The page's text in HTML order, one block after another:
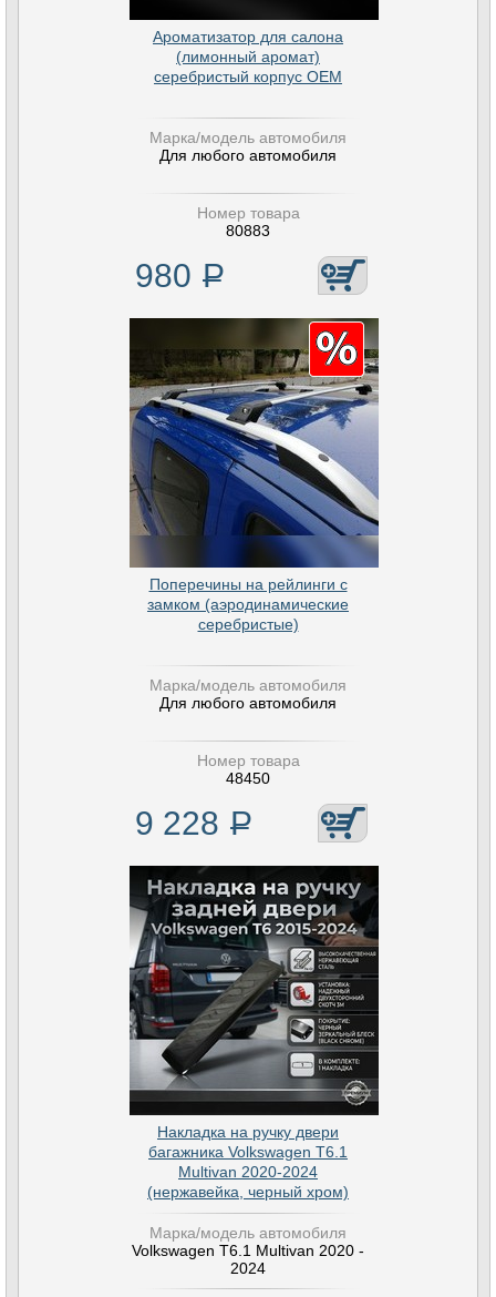
Ароматизатор для салона
(лимонный аромат)
серебристый корпус OEM
Марка/модель автомобиля
Для любого автомобиля
Номер товара
80883
980 Р
Поперечины на рейлинги с
замком (аэродинамические
серебристые)
Марка/модель автомобиля
Для любого автомобиля
Номер товара
48450
9 228 Р
Накладка на ручку двери
багажника Volkswagen T6.1
Multivan 2020-2024
(нержавейка, черный хром)
Марка/модель автомобиля
Volkswagen T6.1 Multivan 2020 -
2024